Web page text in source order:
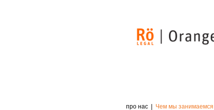
про нас Чем мы занимаемся
RöЭтоТакже